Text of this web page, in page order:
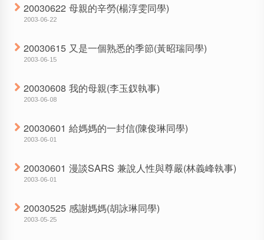
20030622 母親的辛勞(楊淳雯同學)
2003-06-22
20030615 又是一個熟悉的季節(黃昭瑞同學)
2003-06-15
20030608 我的母親(李玉釵執事)
2003-06-08
20030601 給媽媽的一封信(陳俊琳同學)
2003-06-01
20030601 漫談SARS 兼說人性與尊嚴(林義峰執事)
2003-06-01
20030525 感謝媽媽(胡詠琳同學)
2003-05-25